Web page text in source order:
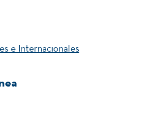
e Internacionales